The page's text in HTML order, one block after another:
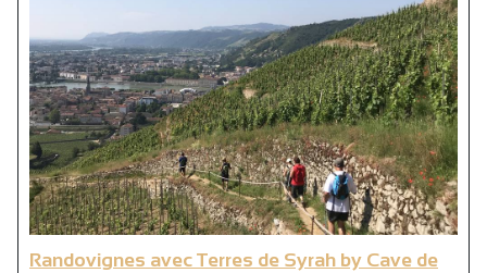
Randovignes avec Terres de Syrah by Cave de